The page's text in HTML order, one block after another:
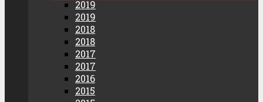
2019
2019
2018
2018
2017
2017
2016
2015